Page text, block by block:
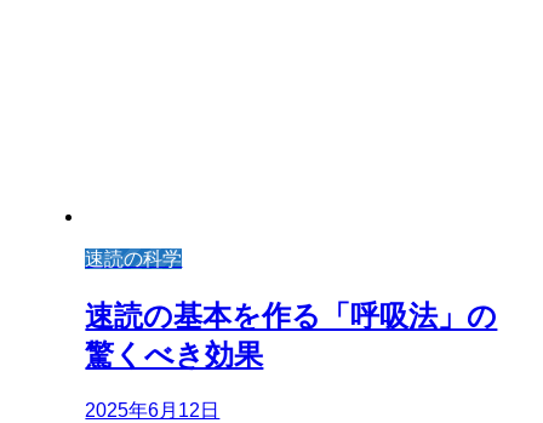
速読の科学
速読の基本を作る「呼吸法」の
驚くべき効果
2025年6月12日